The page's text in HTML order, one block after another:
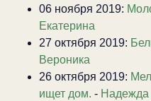
06 ноября 2019:
Екатерина
27 октября 2019:
Вероника
26 октября 2019:
ищет дом. - Надежда